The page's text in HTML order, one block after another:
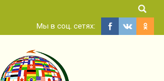
Мы в соц. сетях: